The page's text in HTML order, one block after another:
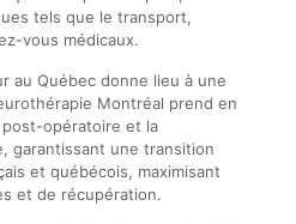
tels que le transport,
vous médicaux.
au Québec donne lieu à une
Montréal prend en
post-opératoire et la
garantissant une transition
et québécois, maximisant
et de récupération.